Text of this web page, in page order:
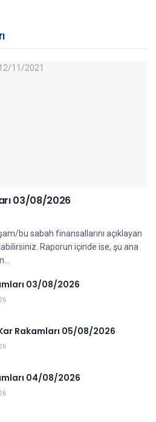
03/08/2026
bu sabah finansallarını açıklayan
Raporun içinde ise, şu ana
03/08/2026
Rakamları 05/08/2026
04/08/2026